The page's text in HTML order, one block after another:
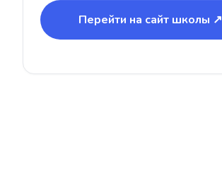
Перейти на сайт школы ↗